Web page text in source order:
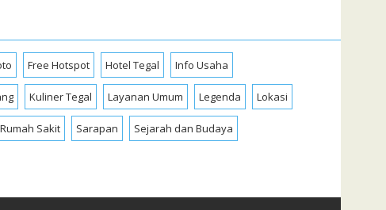
Free Hotspot Hotel Tegal Info Usaha
Kuliner Tegal Layanan Umum Legenda Lokasi
Rumah Sakit Sarapan Sejarah dan Budaya